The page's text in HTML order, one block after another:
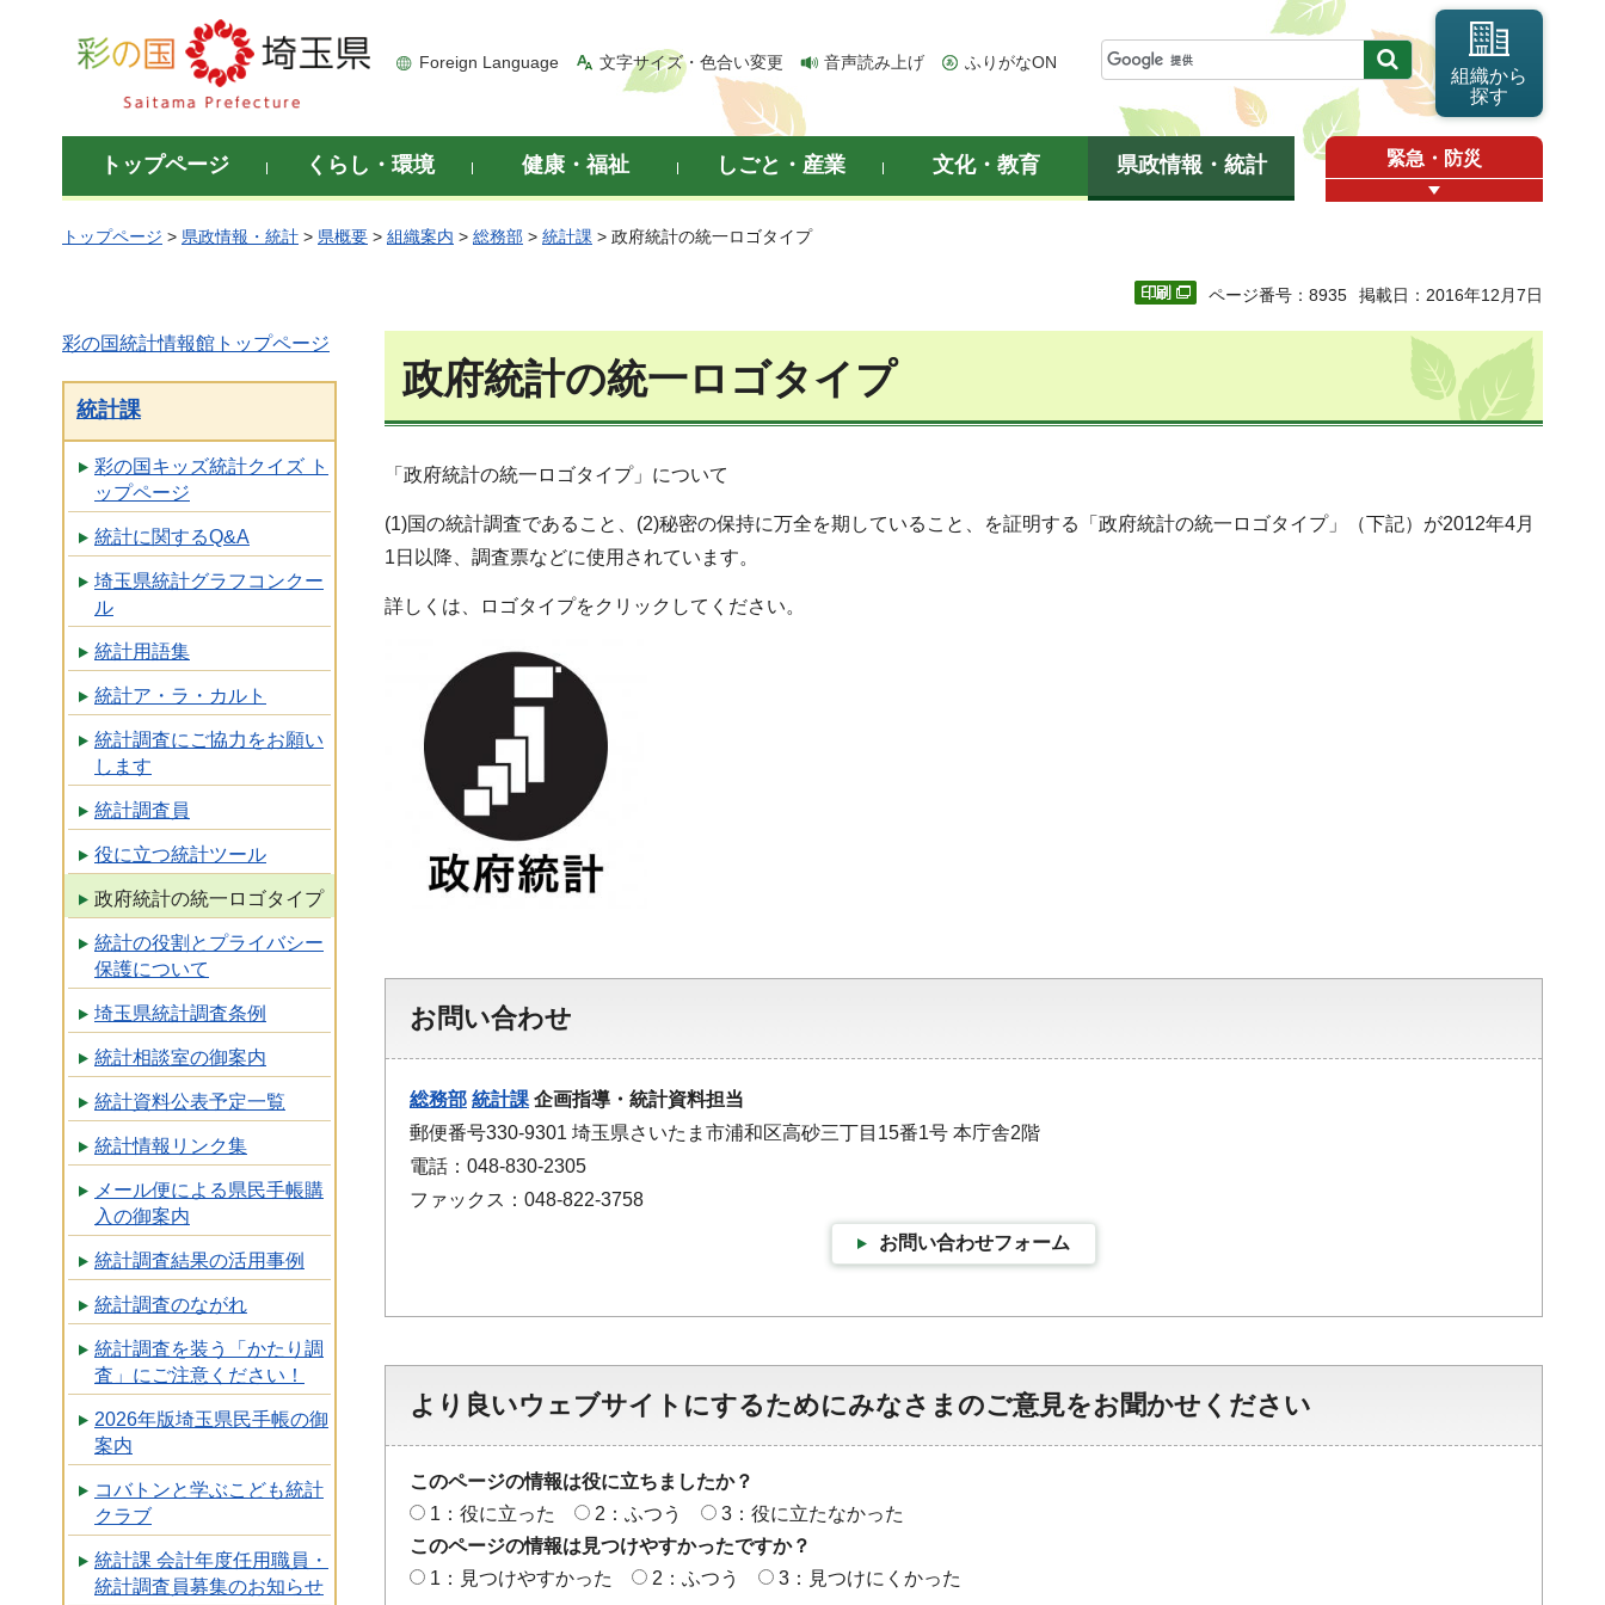
彩の国 埼玉県
Foreign Language 文字サイズ・色合い変更 音声読み上げ ふりがなON
組織から
探す
トップページ くらし・環境 健康・福祉 しごと・産業 文化・教育 県政情報・統計 緊急・防災
トップページ > 県政情報・統計 > 県概要 > 組織案内 > 総務部 > 統計課 > 政府統計の統一ロゴタイプ
ページ番号：8935 掲載日：2016年12月7日
彩の国統計情報館トップページ
統計課
彩の国キッズ統計クイズ ト
ップページ
統計に関するQ&A
埼玉県統計グラフコンクー
ル
統計用語集
統計ア・ラ・カルト
統計調査にご協力をお願い
します
統計調査員
役に立つ統計ツール
政府統計の統一ロゴタイプ
統計の役割とプライバシー
保護について
埼玉県統計調査条例
統計相談室の御案内
統計資料公表予定一覧
統計情報リンク集
メール便による県民手帳購
入の御案内
統計調査結果の活用事例
統計調査のながれ
統計調査を装う「かたり調
査」にご注意ください！
2026年版埼玉県民手帳の御
案内
コバトンと学ぶこども統計
クラブ
統計課 会計年度任用職員・
統計調査員募集のお知らせ
政府統計の統一ロゴタイプ
「政府統計の統一ロゴタイプ」について
(1)国の統計調査であること、(2)秘密の保持に万全を期していること、を証明する「政府統計の統一ロゴタイプ」（下記）が2012年4月
1日以降、調査票などに使用されています。
詳しくは、ロゴタイプをクリックしてください。
お問い合わせ
総務部 統計課 企画指導・統計資料担当
郵便番号330-9301 埼玉県さいたま市浦和区高砂三丁目15番1号 本庁舎2階
電話：048-830-2305
ファックス：048-822-3758
お問い合わせフォーム
より良いウェブサイトにするためにみなさまのご意見をお聞かせください
このページの情報は役に立ちましたか？
1：役に立った
2：ふつう
3：役に立たなかった
このページの情報は見つけやすかったですか？
1：見つけやすかった
2：ふつう 3：見つけにくかった